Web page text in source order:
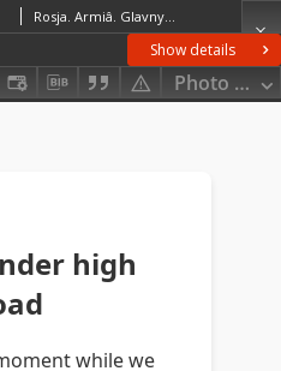
Show details
Photo
Rosja. Armiâ. Glavnyj štab. Litografìâ kartografičeskago zavedenìâ. Wydawca